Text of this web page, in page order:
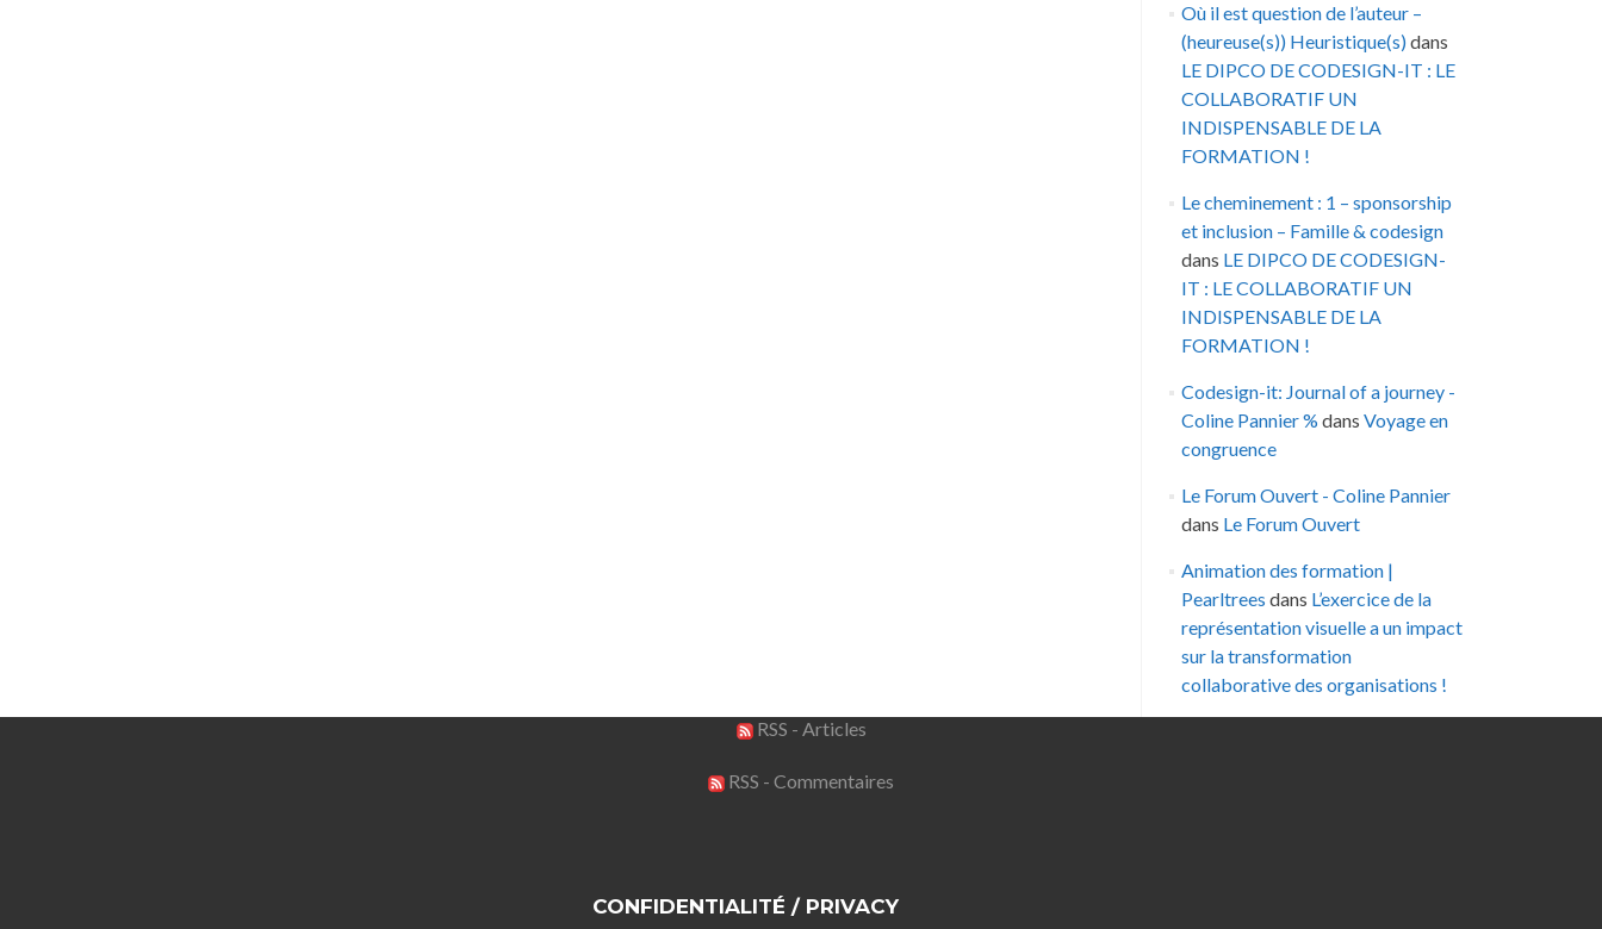
Où il est question de l’auteur –
(heureuse(s)) Heuristique(s)dans
LE DIPCO DE CODESIGN-IT : LE
COLLABORATIF UN
INDISPENSABLE DE LA
FORMATION !
Le cheminement : 1 – sponsorship
et inclusion – Famille & codesign
dans LE DIPCO DE CODESIGN-
IT : LE COLLABORATIF UN
INDISPENSABLE DE LA
FORMATION !
Codesign-it: Journal of a journey -
Coline Pannier % dans Voyage en
congruence
Le Forum Ouvert - Coline Pannier
dans Le Forum Ouvert
Animation des formation |
Pearltrees dans L’exercice de la
représentation visuelle a un impact
sur la transformation
collaborative des organisations !
RSS - Articles
RSS - Commentaires
CONFIDENTIALITÉ / PRIVACY